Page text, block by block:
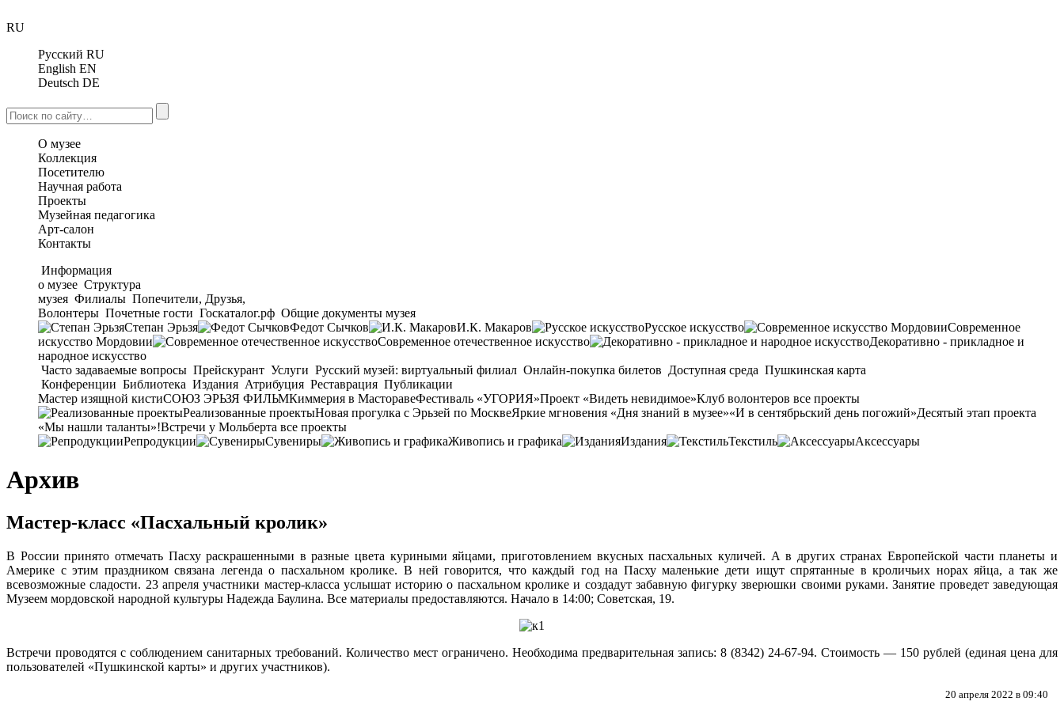
RU
Русский RU
English EN
Deutsch DE
О музее
Коллекция
Посетителю
Научная работа
Проекты
Музейная педагогика
Арт-салон
Контакты
Информация
о музее Структура
музея Филиалы Попечители, Друзья,
Волонтеры Почетные гости Госкаталог.рф Общие документы музея
Степан Эрьзя
Федот Сычков И.К. Макаров Русское искусство
Современное
искусство Мордовии
Современное отечественное искусство
Декоративно - прикладное и
народное искусство
Часто задаваемые вопросы Прейскурант Услуги Русский музей: виртуальный филиал Онлайн-покупка билетов Доступная среда Пушкинская карта
Конференции Библиотека Издания Атрибуция Реставрация Публикации
Мастер изящной кистиСОЮЗ ЭРЬЗЯ ФИЛЬМКиммерия в МасторавеФестиваль «УГОРИЯ»Проект «Видеть невидимое»Клуб волонтеров все проекты
Реализованные проектыНовая прогулка с Эрьзей по МосквеЯркие мгновения «Дня знаний в музее»«И в сентябрьский день погожий»Десятый этап проекта
«Мы нашли таланты»!Встречи у Мольберта все проекты
Репродукции
Сувениры Живопись и графика Издания Текстиль Аксессуары
Архив
Мастер-класс «Пасхальный кролик»
В России принято отмечать Пасху раскрашенными в разные цвета куриными яйцами, приготовлением вкусных пасхальных куличей. А в других странах Европейской части планеты и
Америке с этим праздником связана легенда о пасхальном кролике. В ней говорится, что каждый год на Пасху маленькие дети ищут спрятанные в кроличьих норах яйца, а так же
всевозможные сладости. 23 апреля участники мастер-класса услышат историю о пасхальном кролике и создадут забавную фигурку зверюшки своими руками. Занятие проведет заведующая
Музеем мордовской народной культуры Надежда Баулина. Все материалы предоставляются. Начало в 14:00; Советская, 19.
Встречи проводятся с соблюдением санитарных требований. Количество мест ограничено. Необходима предварительная запись: 8 (8342) 24-67-94. Стоимость — 150 рублей (единая цена для
пользователей «Пушкинской карты» и других участников).
20 апреля 2022 в 09:40